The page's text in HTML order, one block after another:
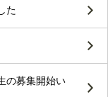
た
の募集開始い